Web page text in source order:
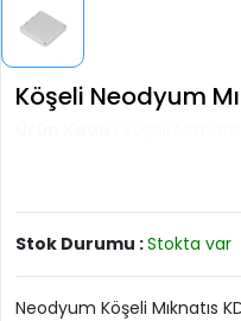
Köşeli Neodyum
Stok Durumu :Stokta var
Neodyum Köşeli Mıknatıs